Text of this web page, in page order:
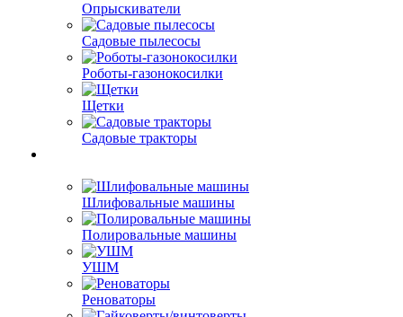
Опрыскиватели
Садовые пылесосы
Роботы-газонокосилки
Щетки
Садовые тракторы
Шлифовальные машины
Полировальные машины
УШМ
Реноваторы